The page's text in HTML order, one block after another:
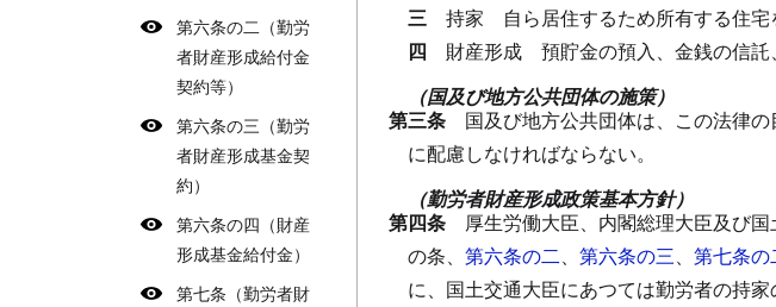
第六条の二（勤労
者財産形成給付金
契約等）
第六条の三（勤労
者財産形成基金契
約）
第六条の四（財産
形成基金給付金）
第七条（勤労者財
三 持家
自ら居住するため所有する住宅
四 財産形成
預貯金の預入、金銭の信
（国及び地方公共団体の施策）
第三条 国及び地方公共団体は、この法律
に配慮しなければならない。
（勤労者財産形成政策基本方針）
第四条 厚生労働大臣、内閣総理大臣及び
の条、 第六条の二、 第六条の三、 第七条の
に、国土交通大臣にあつては勤労者の持